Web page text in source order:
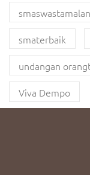
smaterbaik
undangan
Viva Dempo